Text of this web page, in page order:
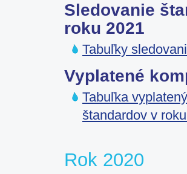
Sledovanie
roku 2021
Tabuľky
Vyplatené
Tabuľka
štandardov v
Rok 2020